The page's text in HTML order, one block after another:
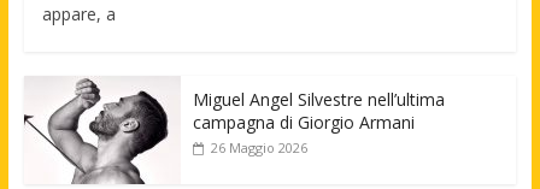
appare, a
Miguel Angel Silvestre nell’ultima
campagna di Giorgio Armani
26 Maggio 2026